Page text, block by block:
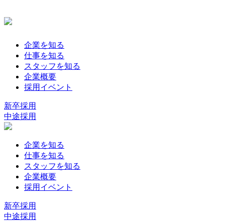
企業を知る
仕事を知る
スタッフを知る
企業概要
採用イベント
新卒採用
中途採用
企業を知る
仕事を知る
スタッフを知る
企業概要
採用イベント
新卒採用
中途採用